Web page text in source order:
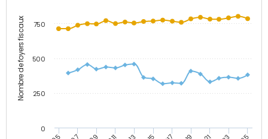
Nombre de foyers fiscaux
0
250
500
750